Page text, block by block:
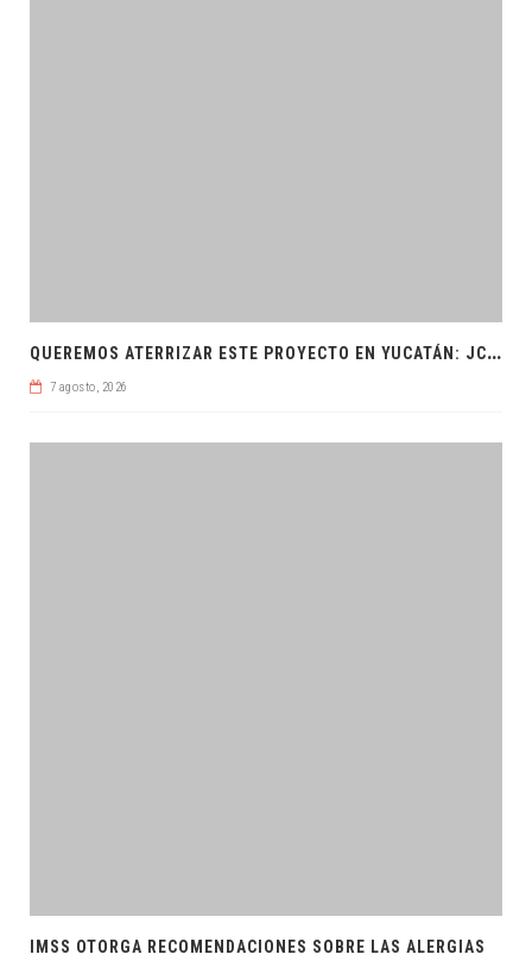
Q
UEREMOS ATERRIZAR ESTE PROYECTO EN YUCATÁN: JCRM
7 agosto, 2026
IMSS OTORGA RECOMENDACIONES SOBRE LAS ALERGIAS